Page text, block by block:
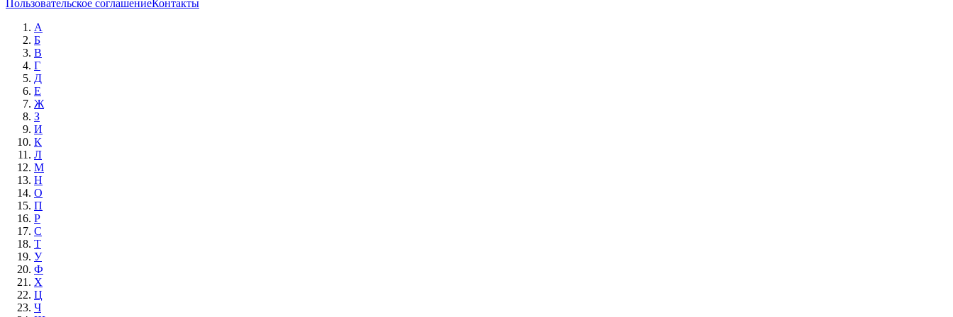
Пользовательское соглашениеКонтакты
А
Б
В
Г
Д
Е
Ж
З
И
К
Л
М
Н
О
П
Р
С
Т
У
Ф
Х
Ц
Ч